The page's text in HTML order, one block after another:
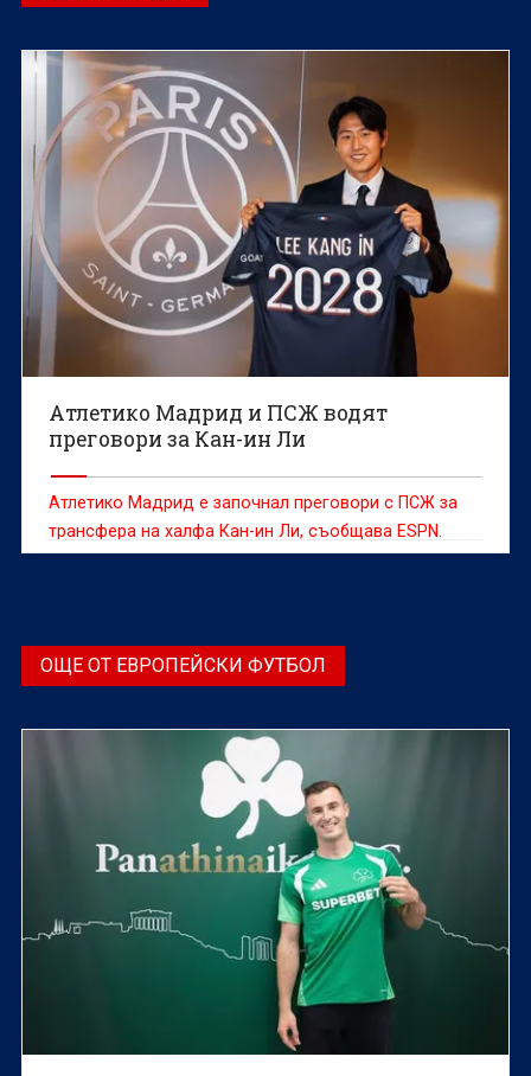
Атлетико Мадрид и ПСЖ водят
преговори за Кан-ин Ли
Атлетико Мадрид е започнал преговори с ПСЖ за
трансфера на халфа Кан-ин Ли, съобщава ESPN.
ОЩЕ ОТ ЕВРОПЕЙСКИ ФУТБОЛ